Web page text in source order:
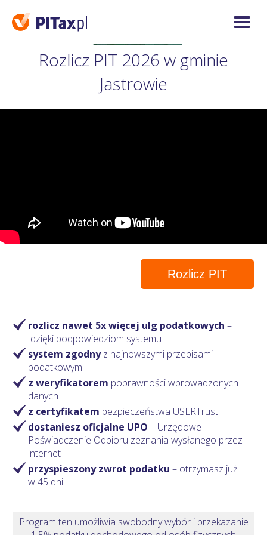
Rozlicz PIT 2026 w gminie
Jastrowie
Rozlicz PIT
rozlicz nawet 5x więcej ulg podatkowych–
dzięki podpowiedziom systemu
system zgodnyz najnowszymi przepisami
podatkowymi
z weryfikatorem poprawności wprowadzonych
danych
z certyfikatem bezpieczeństwa USERTrust
dostaniesz oficjalne UPO – Urzędowe
Poświadczenie Odbioru zeznania wysłanego przez
internet
przyspieszony zwrot podatku – otrzymasz już
w 45 dni
Program ten umożliwia swobodny wybór i przekazanie